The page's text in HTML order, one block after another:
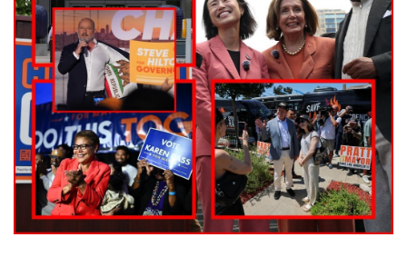
• Special Scoop
• เศรษฐกิจ-ธุรกิจ
จีน
ชุมชน-คุณภาพชีวิต
• อาชญากรรม
• Motoring
• เกม
วิทยาศาสตร์
• SMEs